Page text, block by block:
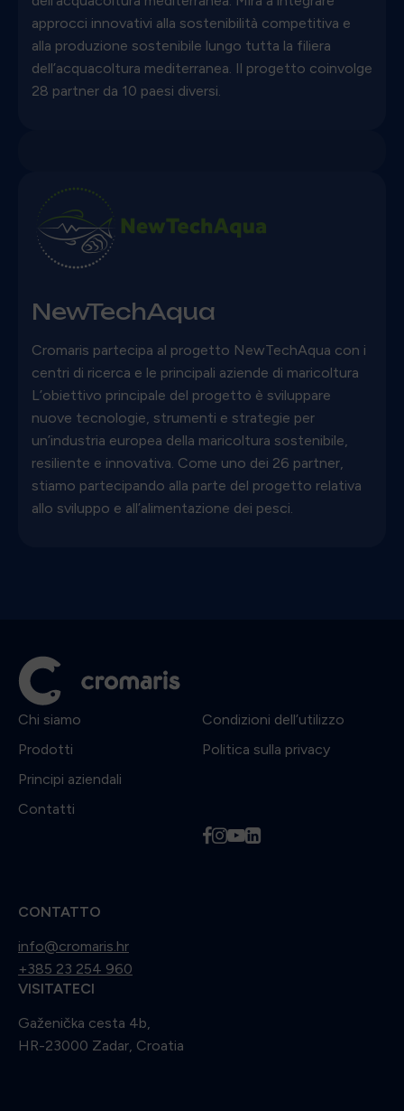
approcci innovativi alla sostenibilità competitiva e
alla produzione sostenibile lungo tutta la filiera
dell’acquacoltura mediterranea. Il progetto coinvolge
28 partner da 10 paesi diversi.
NewTechAqua
Cromaris partecipa al progetto NewTechAqua con i
centri di ricerca e le principali aziende di maricoltura
L’obiettivo principale del progetto è sviluppare
nuove tecnologie, strumenti e strategie per
un’industria europea della maricoltura sostenibile,
resiliente e innovativa. Come uno dei 26 partner,
stiamo partecipando alla parte del progetto relativa
allo sviluppo e all’alimentazione dei pesci.
Chi siamo
Prodotti
Principi aziendali
Contatti
Condizioni dell’utilizzo
Politica sulla privacy
fiyl
CONTATTO
info@cromaris.hr
+385 23 254 960
VISITATECI
Gaženička cesta 4b,
HR-23000 Zadar, Croatia